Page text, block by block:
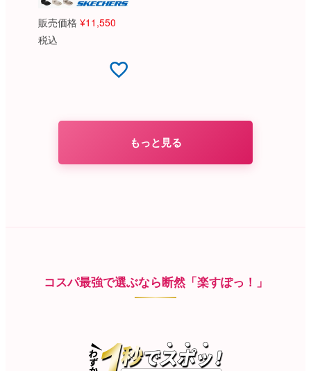
販売価格 ¥11,550
税込
もっと見る
コスパ最強で選ぶなら断然「楽すぽっ！」